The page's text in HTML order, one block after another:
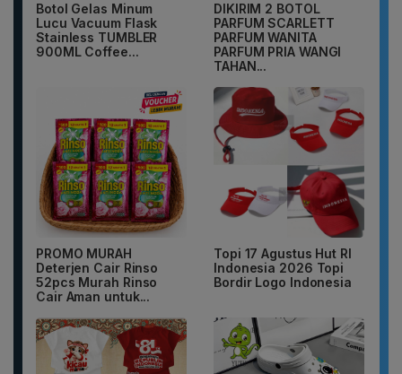
Botol Gelas Minum
Lucu Vacuum Flask
Stainless TUMBLER
900ML Coffee...
DIKIRIM 2 BOTOL
PARFUM SCARLETT
PARFUM WANITA
PARFUM PRIA WANGI
TAHAN...
PROMO MURAH
Deterjen Cair Rinso
52pcs Murah Rinso
Cair Aman untuk...
Topi 17 Agustus Hut RI
Indonesia 2026 Topi
Bordir Logo Indonesia